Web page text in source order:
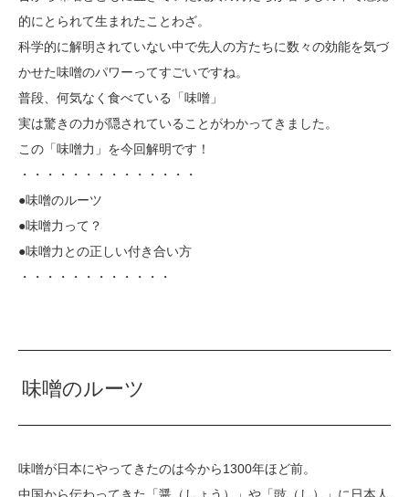
的にとられて生まれたことわざ。
科学的に解明されていない中で先人の方たちに数々の効能を気づ
かせた味噌のパワーってすごいですね。
普段、何気なく食べている「味噌」
実は驚きの力が隠されていることがわかってきました。
この「味噌力」を今回解明です！
・・・・・・・・・・・・・・
●味噌のルーツ
●味噌力って？
●味噌力との正しい付き合い方
・・・・・・・・・・・・
味噌のルーツ
味噌が日本にやってきたのは今から1300年ほど前。